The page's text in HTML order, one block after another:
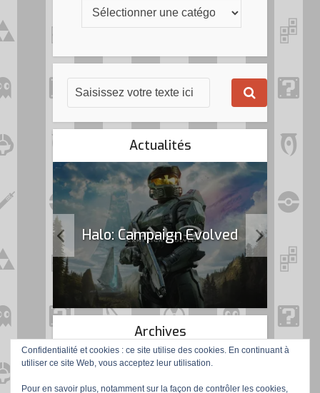
Actualités
Halo: Campaign Evolved
Archives
Confidentialité et cookies : ce site utilise des cookies. En continuant à
utiliser ce site Web, vous acceptez leur utilisation.
Pour en savoir plus, notamment sur la façon de contrôler les cookies,